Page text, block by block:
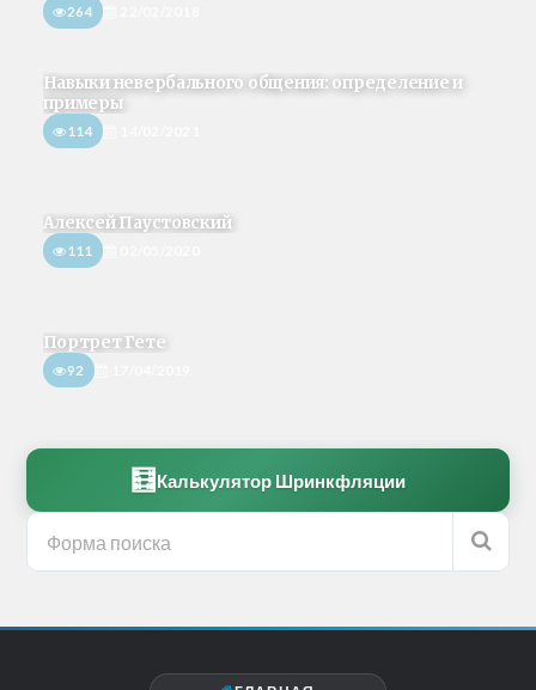
264
Навыки невербального общения: определение и
примеры
114
Алексей Паустовский
111
Портрет Гете
92
🧮 Калькулятор Шринкфляции